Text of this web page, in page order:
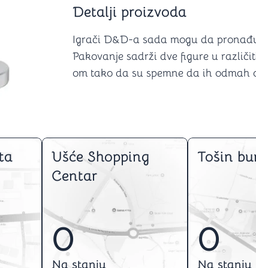
Šah
Domine
Backgammon (Tavla)
Kocke
Ostale mozgalice
Stripovi
Detalji proizvoda
Igrači D&D-a sada mogu da
Pakovanje sadrži dve figure u
om tako da su spemne da ih
Ušće Shopping
Centar
0
Na stanju
Tošin
0
Na stanju